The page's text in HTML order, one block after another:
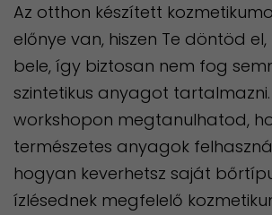
Az otthon készített
előnye van, hiszen Te döntöd el,
bele, így biztosan nem fog
szintetikus anyagot tartalmazni.
workshopon megtanulhatod,
természetes anyagok
hogyan keverhetsz saját
ízlésednek megfelelő